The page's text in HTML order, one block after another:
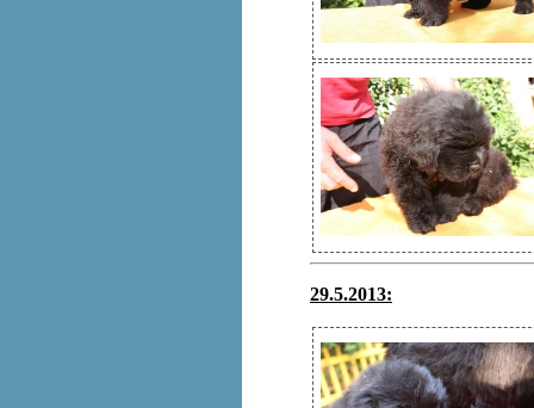
29.5.2013: